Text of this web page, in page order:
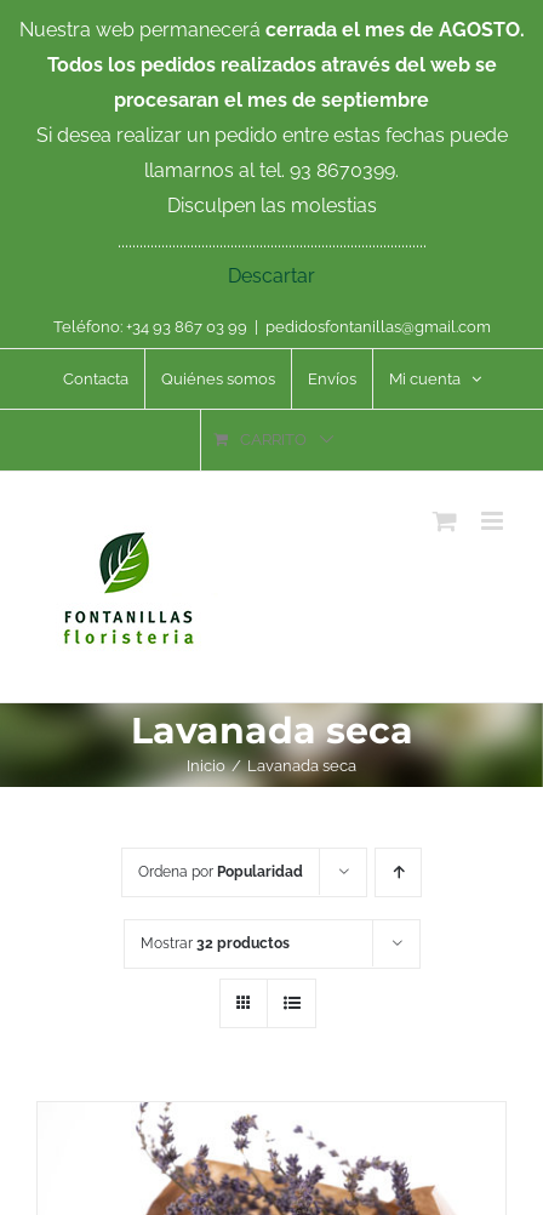
Nuestra web permanecerá cerrada el mes de AGOSTO.
Todos los pedidos realizados através del web se
procesaran el mes de septiembre
Si desea realizar un pedido entre estas fechas puede
llamarnos al tel. 93 8670399.
Disculpen las molestias
.....................................................................................
Descartar
Teléfono: +34 93 867 03 99 pedidosfontanillas@gmail.com
Contacta Quiénes somos Envíos Mi cuenta
CARRITO
Lavanada seca
Inicio Lavanada seca
Ordena por Popularidad
Mostrar 32 productos